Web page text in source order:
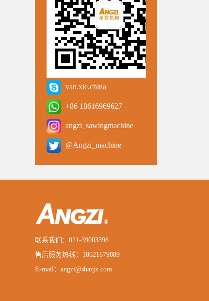
van.xie.china
+86 18616969627
angzi_sawingmachine
@Angzi_machine
联系我们：021-39003396
售后服务热线：18621679889
E-mail：angzi@shazjx.com